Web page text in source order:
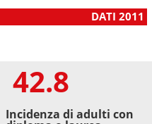
DATI 2011
42.8
Incidenza di adulti con